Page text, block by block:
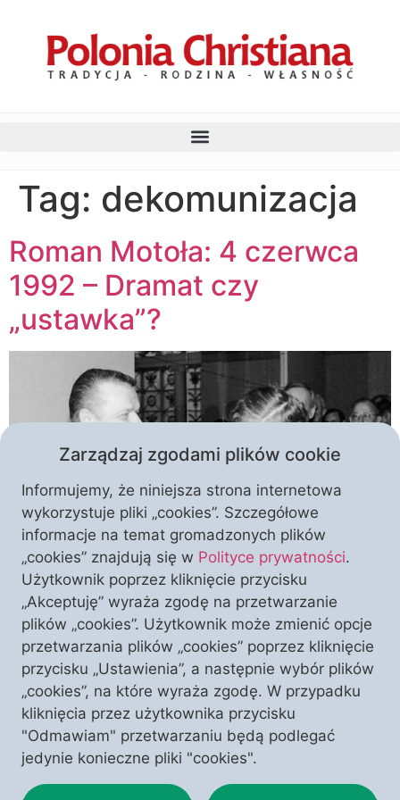
Tag: dekomunizacja
Roman Motoła: 4 czerwca
1992 – Dramat czy
„ustawka”?
Pokolenie, które najpierw w prezydenturze Lecha
Wałęsy, a następnie w obozie zwolenników lustracji
upatrywało nadziei na powrót suwerennej Polski,
patrzy na upadek rządu Jana Olszewskiego jako na
moment przełomowy dla sprawy oczyszczenia
naszego życia publicznego z komunistycznej
agentury. Nigdy to nie nastąpiło, za co ciągle płacimy
wysoką cenę – pisze w najnowszym wydaniu PCh
Roman […]
Zarządzaj zgodami plików cookie
Informujemy, że niniejsza strona internetowa
wykorzystuje pliki „cookies”. Szczegółowe
informacje na temat gromadzonych plików
„cookies” znajdują się w Polityce prywatności.
Użytkownik poprzez kliknięcie przycisku
„Akceptuję” wyraża zgodę na przetwarzanie
plików „cookies”. Użytkownik może zmienić opcje
przetwarzania plików „cookies” poprzez kliknięcie
przycisku „Ustawienia”, a następnie wybór plików
„cookies”, na które wyraża zgodę. W przypadku
kliknięcia przez użytkownika przycisku
"Odmawiam" przetwarzaniu będą podlegać
jedynie konieczne pliki "cookies".